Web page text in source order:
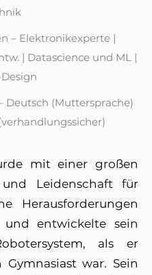
– Elektronikexperte |
| Datascience und ML |
Deutsch (Muttersprache)
mit einer großen
und Leidenschaft für
Herausforderungen
und entwickelte sein
als er
war. Sein